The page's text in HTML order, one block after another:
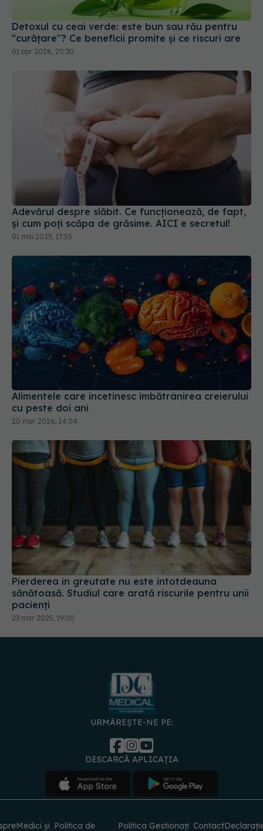
Detoxul cu ceai verde: este bun sau rău pentru
"curățare"? Ce beneficii promite și ce riscuri are
01 apr 2026, 20:30
Adevărul despre slăbit. Ce funcționează, de fapt,
și cum poți scăpa de grăsime. AICI e secretul!
01 mai 2025, 17:55
Alimentele care încetinesc îmbătrânirea creierului
cu peste doi ani
20 mar 2026, 14:04
Pierderea în greutate nu este întotdeauna
sănătoasă. Studiul care arată riscurile pentru unii
pacienți
23 mar 2025, 19:00
URMĂREȘTE-NE PE:
DESCARCĂ APLICAȚIA
Medici și Politica de Politica Gestionați Contact